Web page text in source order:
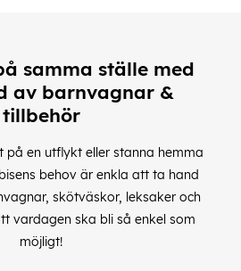
samma ställe med
av barnvagnar &
tillbehör
på en utflykt eller stanna hemma
behov är enkla att ta hand
skötväskor, leksaker och
vardagen ska bli så enkel som
möjligt!